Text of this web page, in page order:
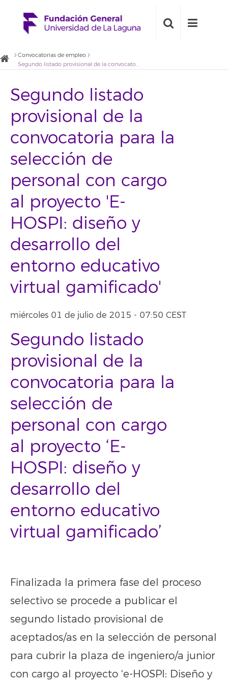
Convocatorias de empleo
Segundo listado provisional de la convocatoria para la selección de personal con cargo al proyecto 'E-HOSPI: diseño y desarrollo del entorno educativo virtual gamificado'
Segundo listado
provisional de la
convocatoria para la
selección de
personal con cargo
al proyecto 'E-
HOSPI: diseño y
desarrollo del
entorno educativo
virtual gamificado'
miércoles 01 de julio de 2015 - 07:50 CEST
Segundo listado
provisional de la
convocatoria para la
selección de
personal con cargo
al proyecto ‘E-
HOSPI: diseño y
desarrollo del
entorno educativo
virtual gamificado’
Finalizada la primera fase del proceso
selectivo se procede a publicar el
segundo listado provisional de
aceptados/as en la selección de personal
para cubrir la plaza de ingeniero/a junior
con cargo al proyecto ‘e-HOSPI: Diseño y